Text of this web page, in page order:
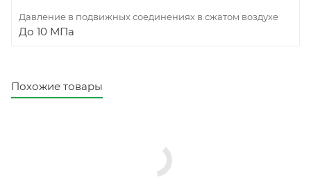
Давление в подвижных соединениях в сжатом воздухе
До 10 МПа
Похожие товары